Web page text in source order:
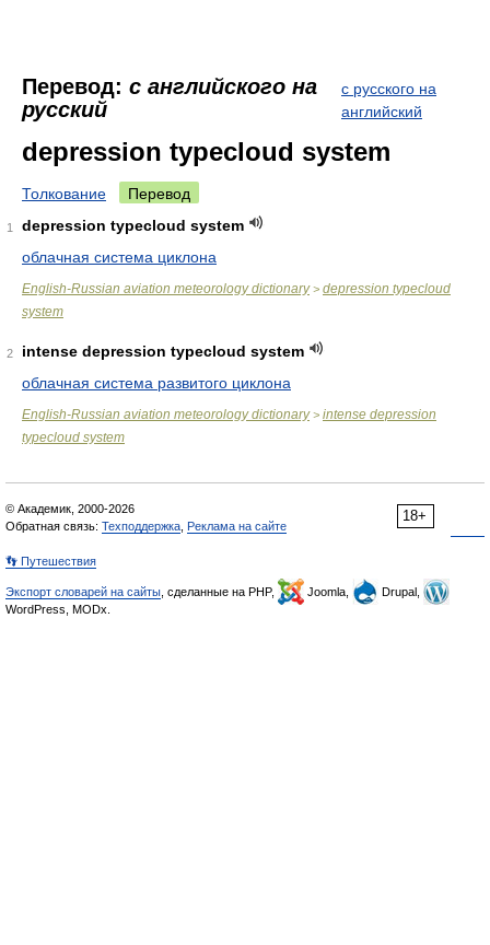
Перевод: с английского на
русский
с русского на
английский
depression typecloud system
Толкование Перевод
1
depression typecloud system
облачная система циклона
English-Russian aviation meteorology dictionary> depression typecloud
system
2
intense depression typecloud system
облачная система развитого циклона
English-Russian aviation meteorology dictionary> intense depression
typecloud system
18+
© Академик, 2000-2026
Обратная связь: Техподдержка Реклама на сайте
👣 Путешествия
Экспорт словарей на сайты , сделанные на PHP, Joomla,
Drupal,
WordPress, MODx.